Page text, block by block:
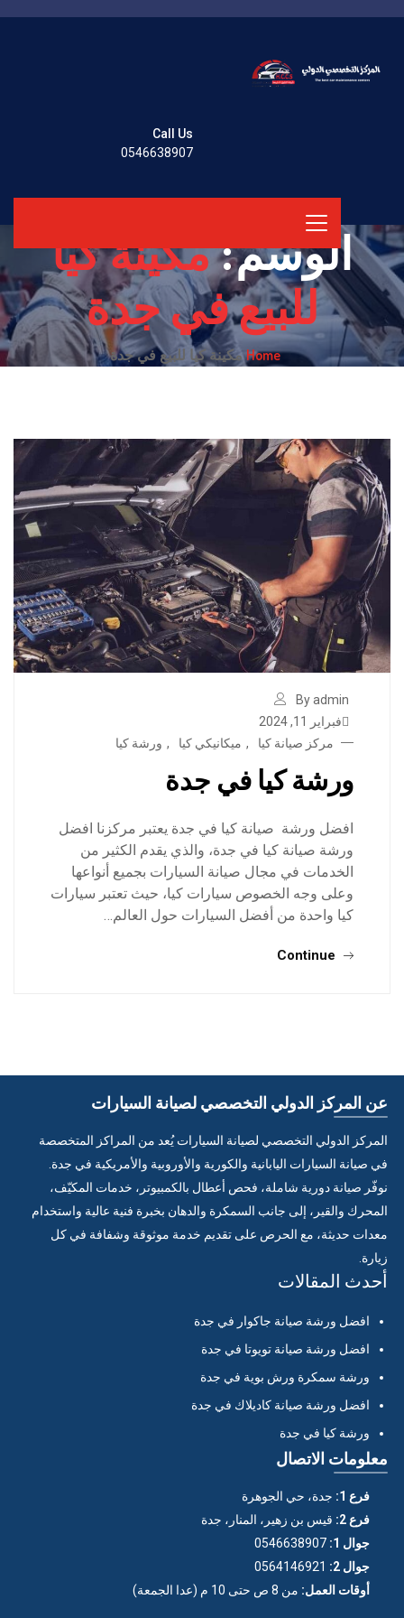
Call Us
0546638907
الوسم:مكينة كيا
للبيع في جدة
Homeمكينة كيا للبيع في جدة
By admin
فبراير 11, 2024
مركز صيانة كيا
, ميكانيكي كيا , ورشة كيا
ورشة كيا في جدة
افضل ورشة صيانة كيا في جدة يعتبر مركزنا افضل
ورشة صيانة كيا في جدة، والذي يقدم الكثير من
الخدمات في مجال صيانة السيارات بجميع أنواعها
وعلى وجه الخصوص سيارات كيا، حيث تعتبر سيارات
كيا واحدة من أفضل السيارات حول العالم…
Continue
عن المركز الدولي التخصصي لصيانة السيارات
المركز الدولي التخصصي لصيانة السيارات يُعد من المراكز المتخصصة
في صيانة السيارات اليابانية والكورية والأوروبية والأمريكية في جدة.
نوفّر صيانة دورية شاملة، فحص أعطال بالكمبيوتر، خدمات المكيّف،
المحرك والقير، إلى جانب السمكرة والدهان بخبرة فنية عالية واستخدام
معدات حديثة، مع الحرص على تقديم خدمة موثوقة وشفافة في كل
زيارة.
أحدث المقالات
افضل ورشة صيانة جاكوار في جدة
افضل ورشة صيانة تويوتا في جدة
ورشة سمكرة ورش بوية في جدة
افضل ورشة صيانة كاديلاك في جدة
ورشة كيا في جدة
معلومات الاتصال
فرع 1:
جدة، حي الجوهرة
فرع 2:
قيس بن زهير، المنار، جدة
جوال 1:
0546638907
جوال 2:
0564146921
أوقات العمل: من 8 ص حتى 10 م (عدا الجمعة)